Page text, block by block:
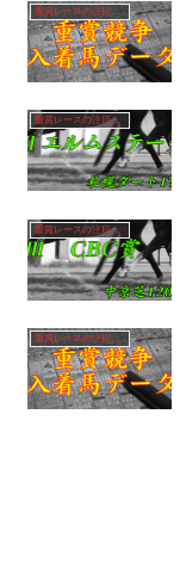
重賞レースの注目馬分析
重賞レースの注目馬分析
重賞レースの注目馬分析